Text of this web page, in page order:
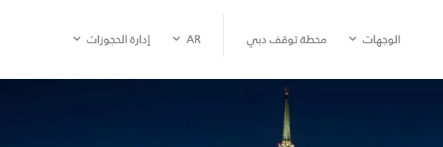
الوجهات محطة توقف دبي AR إدارة الحجوزات